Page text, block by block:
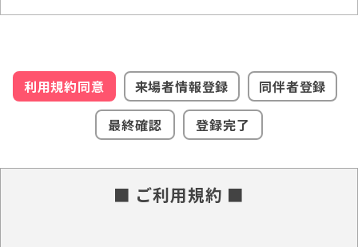
利用規約同意 来場者情報登録
同伴者登録
最終確認
登録完了
■ ご利用規約 ■